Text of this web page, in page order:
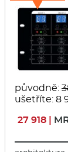
původně:
ušetříte: 8
27 918 |